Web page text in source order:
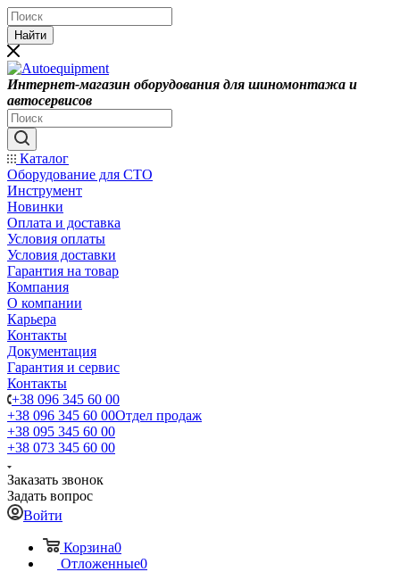
Найти
Интернет-магазин оборудования для шиномонтажа и
автосервисов
Каталог
Оборудование для СТО
Инструмент
Новинки
Оплата и доставка
Условия оплаты
Условия доставки
Гарантия на товар
Компания
О компании
Карьера
Контакты
Документация
Гарантия и сервис
Контакты
+38 096 345 60 00
+38 096 345 60 00Отдел продаж
+38 095 345 60 00
+38 073 345 60 00
Заказать звонок
Задать вопрос
Войти
Корзина0
Отложенные0